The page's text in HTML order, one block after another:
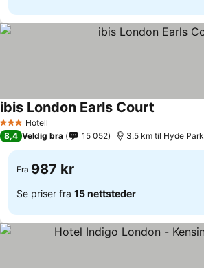
3 StjernerHotell
ibis London Earls Court
8,4 Veldig bra 15 052 3.5 km til Hyde Park
Fra 987 kr
Se priser fra 15 nettsteder